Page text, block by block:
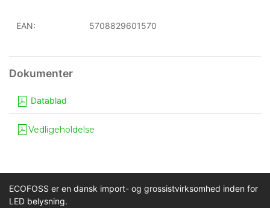
EAN: 5708829601570
Datablad
Vedligeholdelse
ECOFOSS er en dansk import- og grossistvirksomhed inden for
LED belysning.